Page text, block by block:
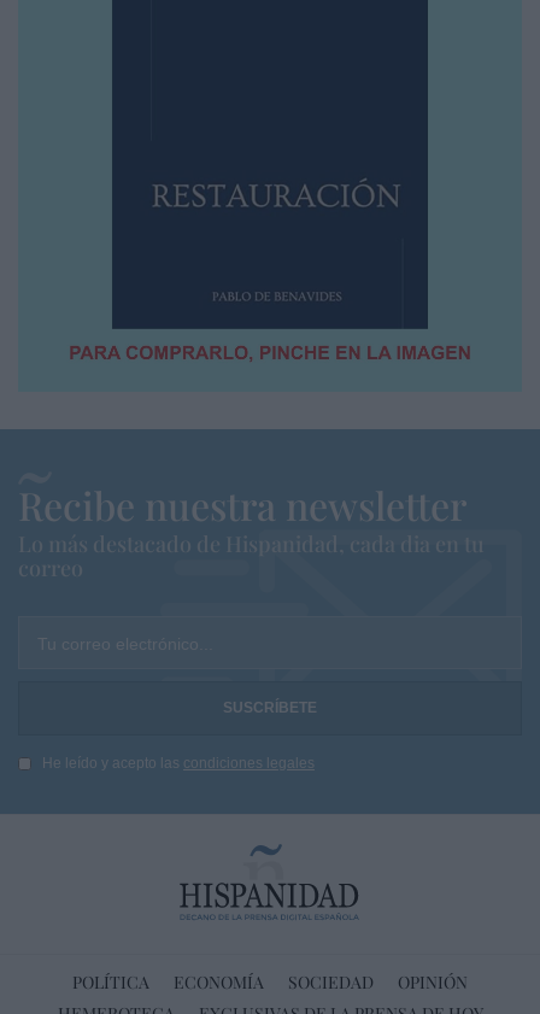
Recibe nuestra newsletter
Lo más destacado de Hispanidad, cada dia en tu
correo
Tu correo electrónico...
He leído y acepto las condiciones legales
POLÍTICA ECONOMÍA SOCIEDAD
OPINIÓN